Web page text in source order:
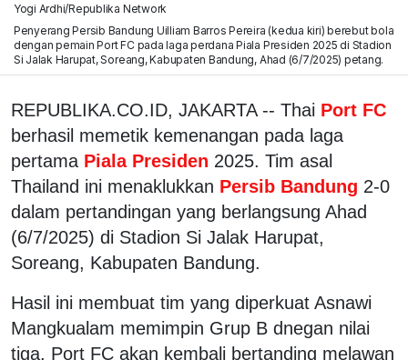
Yogi Ardhi/Republika Network
Penyerang Persib Bandung Uilliam Barros Pereira (kedua kiri) berebut bola
dengan pemain Port FC pada laga perdana Piala Presiden 2025 di Stadion
Si Jalak Harupat, Soreang, Kabupaten Bandung, Ahad (6/7/2025) petang.
REPUBLIKA.CO.ID, JAKARTA -- Thai Port FC
berhasil memetik kemenangan pada laga
pertama Piala Presiden 2025. Tim asal
Thailand ini menaklukkan Persib Bandung 2-0
dalam pertandingan yang berlangsung Ahad
(6/7/2025) di Stadion Si Jalak Harupat,
Soreang, Kabupaten Bandung.
Hasil ini membuat tim yang diperkuat Asnawi
Mangkualam memimpin Grup B dnegan nilai
tiga. Port FC akan kembali bertanding melawan